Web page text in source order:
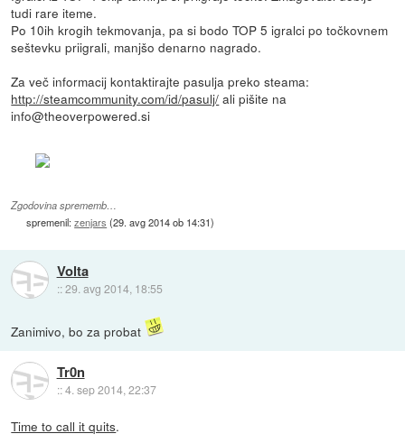
tudi rare iteme.
Po 10ih krogih tekmovanja, pa si bodo TOP 5 igralci po točkovnem
seštevku priigrali, manjšo denarno nagrado.
Za več informacij kontaktirajte pasulja preko steama:
http://steamcommunity.com/id/pasulj/ ali pišite na
info@theoverpowered.si
Zgodovina sprememb…
spremenil:zenjars (29. avg 2014 ob 14:31)
Volta
::29. avg 2014, 18:55
Zanimivo, bo za probat
Tr0n
::4. sep 2014, 22:37
Time to call it quits.